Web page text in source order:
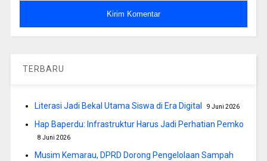
TERBARU
Literasi Jadi Bekal Utama Siswa di Era Digital 9 Juni 2026
Hap Baperdu: Infrastruktur Harus Jadi Perhatian Pemko
8 Juni 2026
Musim Kemarau, DPRD Dorong Pengelolaan Sampah